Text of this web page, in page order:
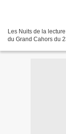
Les Nuits de la
du Grand Cahors du